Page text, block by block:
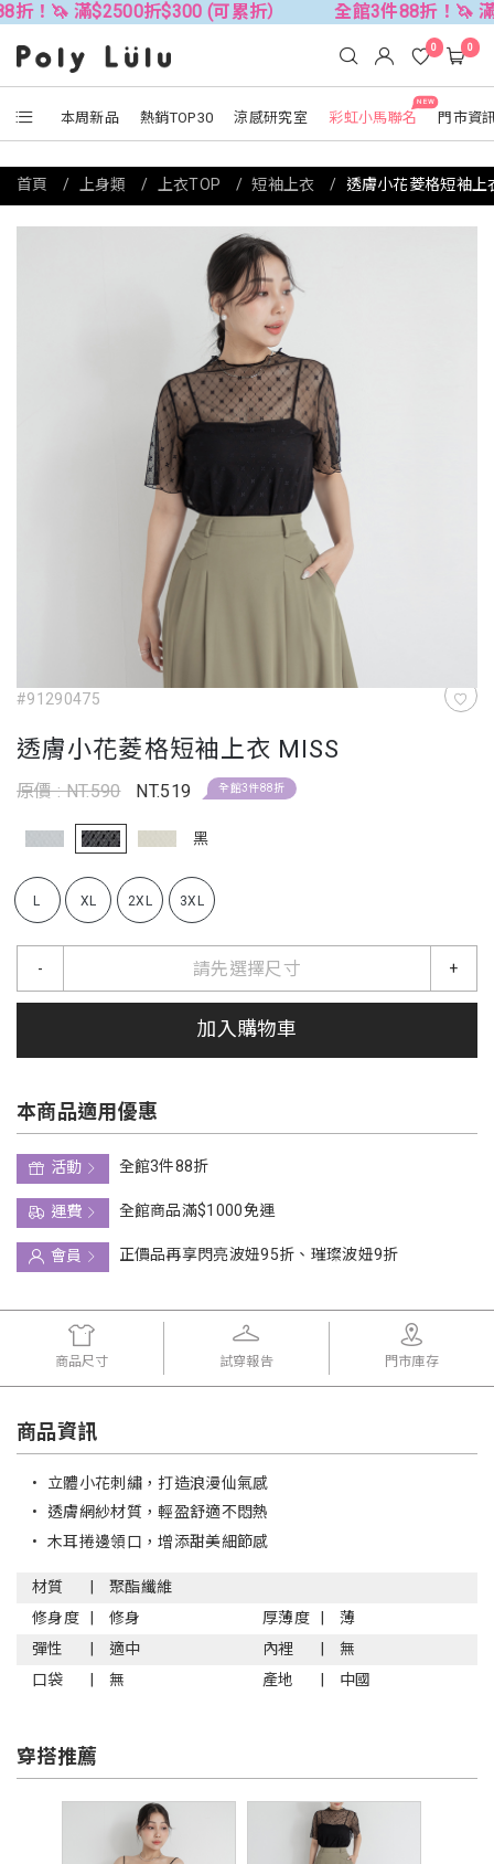
$2500折$300 (可累折） 全館3件88折！🦄 滿$2500
本周新品 熱銷TOP30 涼感研究室
NEW
彩虹小馬聯名 門市資
0 0
#91290475
透膚小花菱格短袖上衣 MISS
原價 : NT.590 NT.519 全館3件88折
黑
L XL 2XL 3XL
請先選擇尺寸
- +
加入購物車
本商品適用優惠
活動
全館3件88折
運費
全館商品滿$1000免運
會員
正價品再享閃亮波妞95折、璀璨波妞9折
商品尺寸 試穿報告 門市庫存
商品資訊
• 立體小花刺繡，打造浪漫仙氣感
• 透膚網紗材質，輕盈舒適不悶熱
• 木耳捲邊領口，增添甜美細節感
材質
聚酯纖維
修身度
修身 厚薄度
薄
彈性
適中 內裡
無
口袋
無 產地 中國
穿搭推薦
首頁 上身類 上衣TOP 短袖上衣 透膚小花菱格短袖上